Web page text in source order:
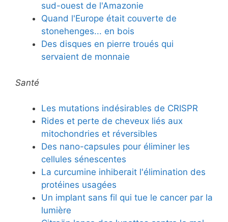
sud-ouest de l'Amazonie
Quand l'Europe était couverte de
stonehenges... en bois
Des disques en pierre troués qui
servaient de monnaie
Santé
Les mutations indésirables de CRISPR
Rides et perte de cheveux liés aux
mitochondries et réversibles
Des nano-capsules pour éliminer les
cellules sénescentes
La curcumine inhiberait l'élimination des
protéines usagées
Un implant sans fil qui tue le cancer par la
lumière